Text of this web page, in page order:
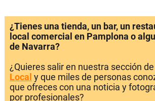
¿Tienes una tienda, un bar, un
local comercial en Pamplona o
de Navarra?
¿Quieres salir en nuestra sección de
Local y que miles de personas
que ofreces con una noticia y
por profesionales?